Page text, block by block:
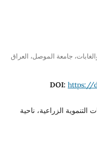
جامعة الموصل، العراق
DOI:https://
التنموية الزراعية، ناحية